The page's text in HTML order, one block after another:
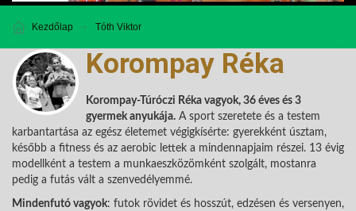
Kezdőlap Tóth Viktor
Korompay Réka
Korompay-Túróczi Réka vagyok, 36 éves és 3
gyermek anyukája. A sport szeretete és a testem
karbantartása az egész életemet végigkísérte: gyerekként úsztam,
később a fitness és az aerobic lettek a mindennapjaim részei. 13 évig
modellként a testem a munkaeszközömként szolgált, mostanra
pedig a futás vált a szenvedélyemmé.
Mindenfutó vagyok: futok rövidet és hosszút, edzésen és versenyen,